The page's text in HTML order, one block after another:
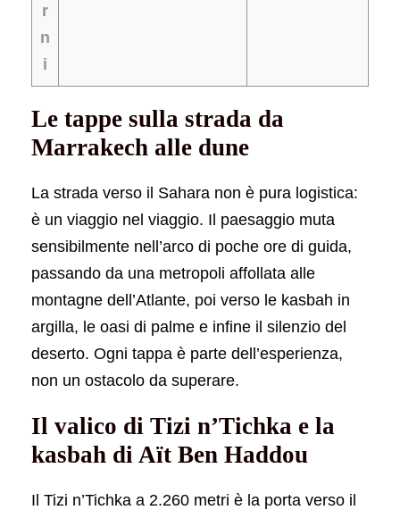
r
n
i
Le tappe sulla strada da
Marrakech alle dune
La strada verso il Sahara non è pura logistica:
è un viaggio nel viaggio. Il paesaggio muta
sensibilmente nell’arco di poche ore di guida,
passando da una metropoli affollata alle
montagne dell’Atlante, poi verso le kasbah in
argilla, le oasi di palme e infine il silenzio del
deserto. Ogni tappa è parte dell’esperienza,
non un ostacolo da superare.
Il valico di Tizi n’Tichka e la
kasbah di Aït Ben Haddou
Il Tizi n’Tichka a 2.260 metri è la porta verso il